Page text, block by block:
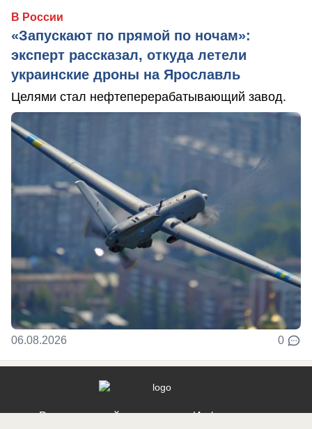
В России
«Запускают по прямой по ночам»:
эксперт рассказал, откуда летели
украинские дроны на Ярославль
Целями стал нефтеперерабатывающий завод.
06.08.2026 0
Реклама на сайте Информация